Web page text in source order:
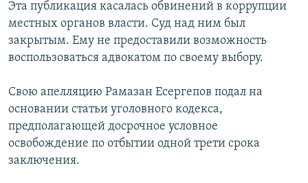
Эта публикация касалась обвинений в коррупции
местных органов власти. Суд над ним был
закрытым. Ему не предоставили возможность
воспользоваться адвокатом по своему выбору.
Свою апелляцию Рамазан Есергепов подал на
основании статьи уголовного кодекса,
предполагающей досрочное условное
освобождение по отбытии одной трети срока
заключения.